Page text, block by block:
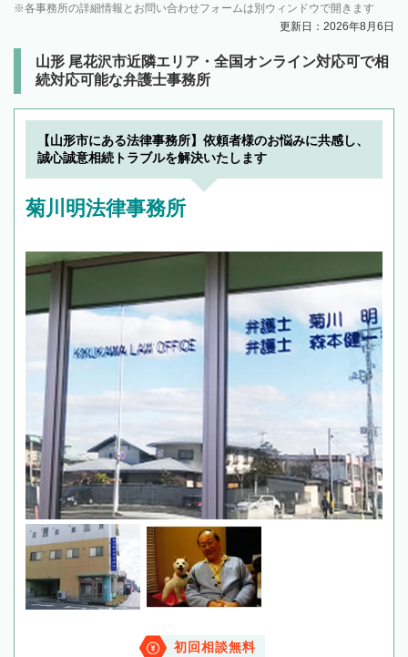
各事務所の詳細情報とお問い合わせフォームは別ウィンドウで開きます
更新日：2026年8月6日
山形 尾花沢市近隣エリア・全国オンライン対応可で相
続対応可能な弁護士事務所
【山形市にある法律事務所】依頼者様のお悩みに共感し、
誠心誠意相続トラブルを解決いたします
菊川明法律事務所
初回相談無料